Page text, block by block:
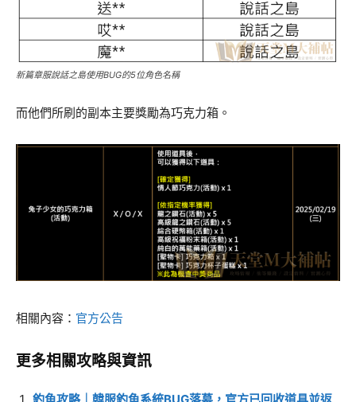
新篇章服說話之島使用BUG的5位角色名稱
而他們所刷的副本主要獎勵為巧克力箱。
相關內容： 官方公告
更多相關攻略與資訊